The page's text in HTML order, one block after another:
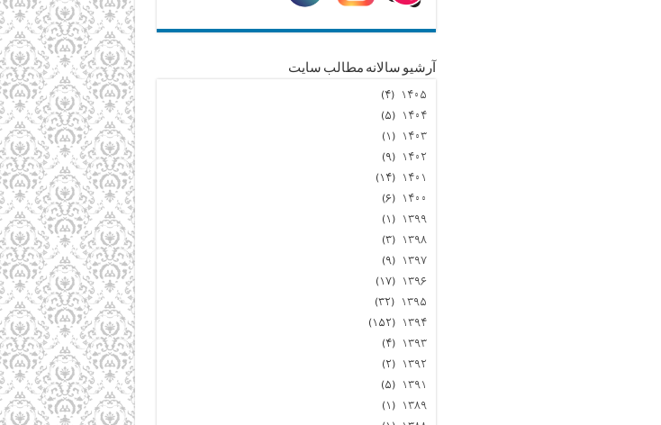
آرشیو سالانه مطالب سایت
۱۴۰۵ (۴)
۱۴۰۴ (۵)
۱۴۰۳ (۱)
۱۴۰۲ (۹)
۱۴۰۱ (۱۴)
۱۴۰۰ (۶)
۱۳۹۹ (۱)
۱۳۹۸ (۳)
۱۳۹۷ (۹)
۱۳۹۶ (۱۷)
۱۳۹۵ (۳۲)
۱۳۹۴ (۱۵۲)
۱۳۹۳ (۴)
۱۳۹۲ (۲)
۱۳۹۱ (۵)
۱۳۸۹ (۱)